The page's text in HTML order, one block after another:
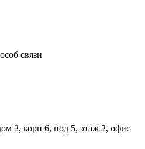
связи
2, корп 6, под 5, этаж 2, офис